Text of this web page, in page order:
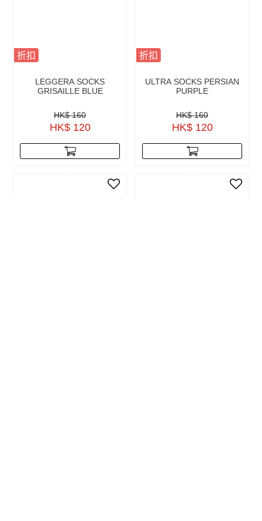
折扣
LEGGERA SOCKS
GRISAILLE BLUE
HK$ 160
HK$ 120
折扣
ULTRA SOCKS PERSIAN
PURPLE
HK$ 160
HK$ 120